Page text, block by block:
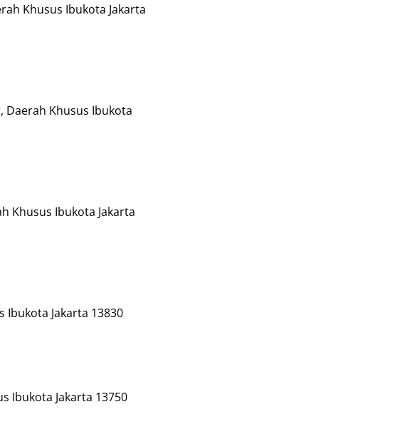
Khusus Ibukota Jakarta
Daerah Khusus Ibukota
Khusus Ibukota Jakarta
Ibukota Jakarta 13830
Ibukota Jakarta 13750